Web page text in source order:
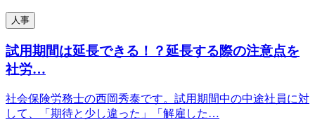
人事
試用期間は延長できる！？延長する際の注意点を
社労…
社会保険労務士の西岡秀泰です。試用期間中の中途社員に対
して、「期待と少し違った」「解雇した…